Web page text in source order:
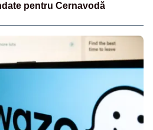
pentru Cernavodă